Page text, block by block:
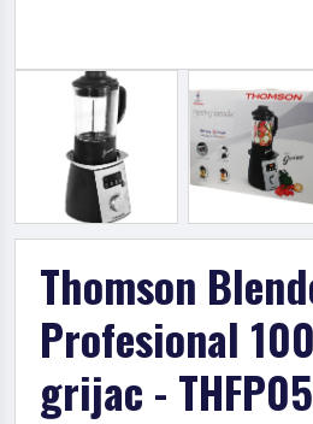
Thomson
Profesional
grijac -